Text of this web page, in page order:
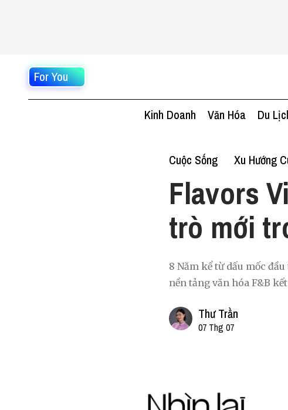
For You
Kinh Doanh Văn Hóa Du
Cuộc Sống Xu Hướng
Flavors
trò mới
8 Năm kể từ dấu mốc
nền tảng văn hóa F&B
Thư Trần
07 Thg 07